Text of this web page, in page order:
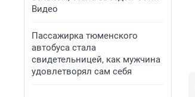
Видео
Пассажирка тюменского
автобуса стала
свидетельницей, как мужчина
удовлетворял сам себя